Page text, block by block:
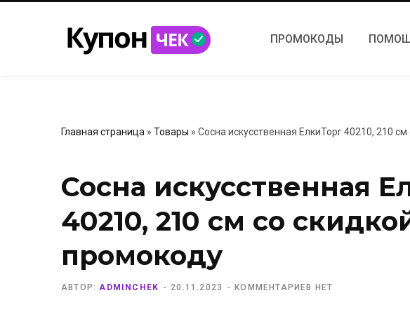
ПРОМОКОДЫ
Главная страница » Товары » Сосна искусственная ЕлкиТорг 40210, 210
Сосна искусственная
40210, 210 см со
промокоду
АВТОР: ADMINCHEK 20.11.2023 КОММЕНТАРИЕВ НЕТ